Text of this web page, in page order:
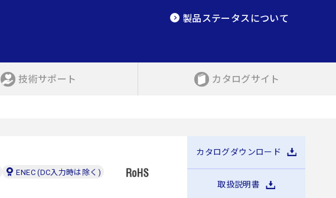
製品ステータスについて
技術サポート カタログサイト
ENEC (DC入力時は除く)
カタログダウンロード
取扱説明書